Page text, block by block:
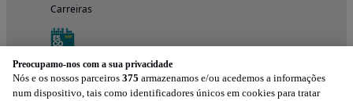
Carreiras
Preocupamo-nos com a sua privacidade
Nós e os nossos parceiros 375 armazenamos e/ou acedemos a informações
num dispositivo, tais como identificadores únicos em cookies para tratar